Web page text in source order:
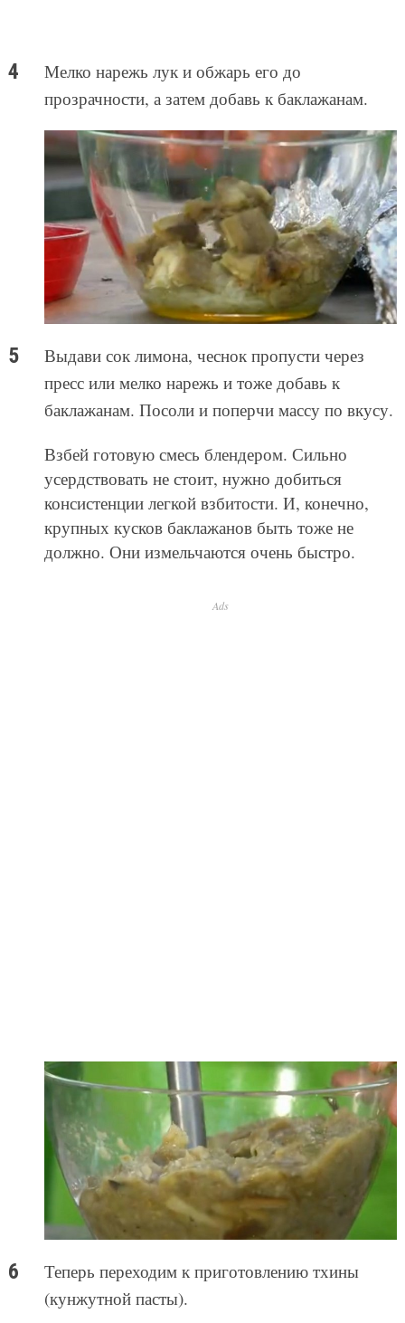
Мелко нарежь лук и обжарь его до
прозрачности, а затем добавь к баклажанам.
Выдави сок лимона, чеснок пропусти через
пресс или мелко нарежь и тоже добавь к
баклажанам. Посоли и поперчи массу по вкусу.
Взбей готовую смесь блендером. Сильно
усердствовать не стоит, нужно добиться
консистенции легкой взбитости. И, конечно,
крупных кусков баклажанов быть тоже не
должно. Они измельчаются очень быстро.
Ads
Теперь переходим к приготовлению тхины
(кунжутной пасты).